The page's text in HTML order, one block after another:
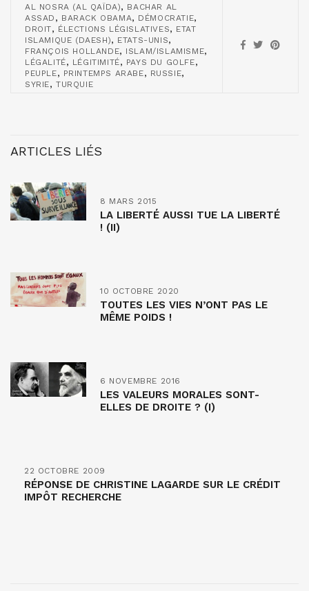
AL NOSRA (AL QAÏDA), BACHAR AL
ASSAD , BARACK OBAMA, DÉMOCRATIE,
DROIT, ÉLECTIONS LÉGISLATIVES, ETAT
ISLAMIQUE (DAESH), ETATS-UNIS,
FRANÇOIS HOLLANDE, ISLAM/ISLAMISME,
LÉGALITÉ, LÉGITIMITÉ, PAYS DU GOLFE,
PEUPLE, PRINTEMPS ARABE, RUSSIE,
SYRIE, TURQUIE
ARTICLES LIÉS
8 MARS 2015
LA LIBERTÉ AUSSI TUE LA LIBERTÉ
! (II)
10 OCTOBRE 2020
TOUTES LES VIES N’ONT PAS LE
MÊME POIDS !
6 NOVEMBRE 2016
LES VALEURS MORALES SONT-
ELLES DE DROITE ? (I)
22 OCTOBRE 2009
RÉPONSE DE CHRISTINE LAGARDE SUR LE CRÉDIT
IMPÔT RECHERCHE